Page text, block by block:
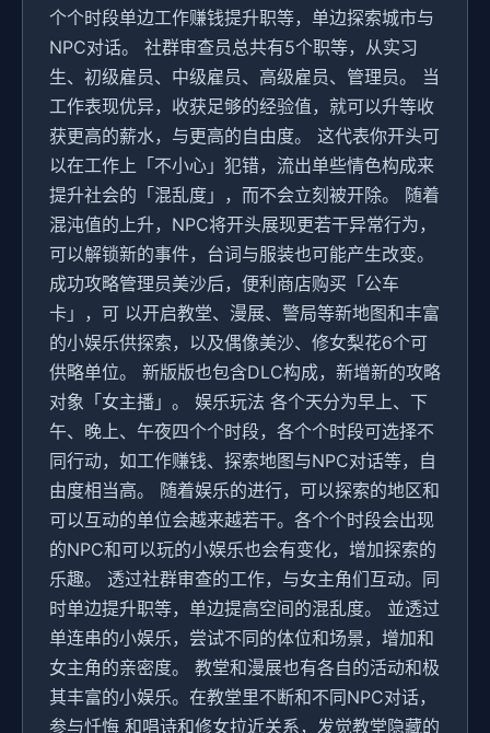
个个时段单边工作赚钱提升职等，单边探索城市与
NPC对话。 社群审查员总共有5个职等，从实习
生、初级雇员、中级雇员、高级雇员、管理员。 当
工作表现优异，收获足够的经验值，就可以升等收
获更高的薪水，与更高的自由度。 这代表你开头可
以在工作上「不小心」犯错，流出单些情色构成来
提升社会的「混乱度」，而不会立刻被开除。 随着
混沌值的上升，NPC将开头展现更若干异常行为，
可以解锁新的事件，台词与服装也可能产生改变。
成功攻略管理员美沙后，便利商店购买「公车
卡」，可 以开启教堂、漫展、警局等新地图和丰富
的小娱乐供探索，以及偶像美沙、修女梨花6个可
供略单位。 新版版也包含DLC构成，新增新的攻略
对象「女主播」。 娱乐玩法 各个天分为早上、下
午、晚上、午夜四个个时段，各个个时段可选择不
同行动，如工作赚钱、探索地图与NPC对话等，自
由度相当高。 随着娱乐的进行，可以探索的地区和
可以互动的单位会越来越若干。各个个时段会出现
的NPC和可以玩的小娱乐也会有变化，增加探索的
乐趣。 透过社群审查的工作，与女主角们互动。同
时单边提升职等，单边提高空间的混乱度。 並透过
单连串的小娱乐，尝试不同的体位和场景，增加和
女主角的亲密度。 教堂和漫展也有各自的活动和极
其丰富的小娱乐。在教堂里不断和不同NPC对话，
参与忏悔 和唱诗和修女拉近关系，发觉教堂隐藏的